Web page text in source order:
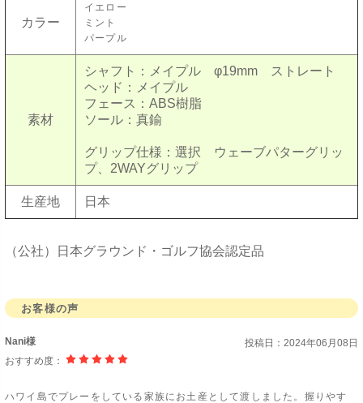
カラー
イエロー
ミント
パープル
素材
シャフト：メイプル φ19mm ストレート
ヘッド：メイプル
フェース： ABS樹脂
ソール：真鍮
グリップ仕様：選択 ウェーブパターグリッ
プ、2WAYグリップ
生産地 日本
（公社）日本グラウンド・ゴルフ協会認定品
お客様の声
Nani様 投稿日： 2024年06月08日
おすすめ度：
ハワイ島でプレーをしている家族にお土産として渡しました。握りやす